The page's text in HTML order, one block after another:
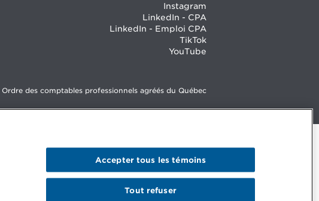
Instagram
LinkedIn - CPA
LinkedIn - Emploi CPA
TikTok
YouTube
Ordre des comptables professionnels agréés du Québec
Tout refuser
Accepter tous les témoins